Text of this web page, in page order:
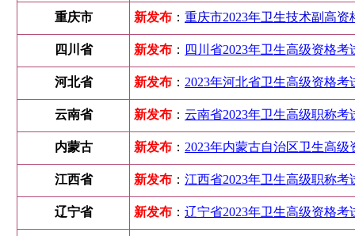
重庆市 新发布 ： 重庆市2023年卫生技术副高资
四川省 新发布 ： 四川省2023年卫生高级资格
河北省 新发布 ： 2023年河北省卫生高级资格
云南省 新发布 ： 云南省2023年卫生高级职称考
内蒙古 新发布 ： 2023年内蒙古自治区卫生高
江西省 新发布 ： 江西省2023年卫生高级职称考
辽宁省 新发布 ： 辽宁省2023年卫生高级资格考